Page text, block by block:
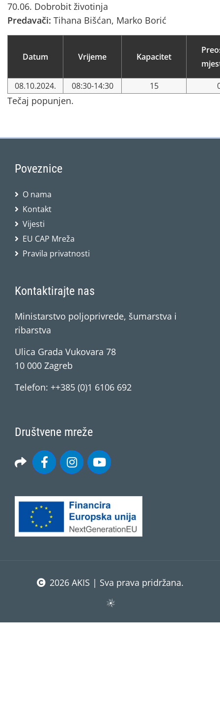
70.06. Dobrobit životinja
Predavači: Tihana Bišćan, Marko Borić
Datum Vrijeme Kapacitet
08.10.2024. 08:30-14:30 15
Tečaj popunjen.
Poveznice
O nama
Kontakt
Vijesti
EU CAP Mreža
Pravila privatnosti
Kontaktirajte nas
Ministarstvo poljoprivrede, šumarstva i
ribarstva
Ulica Grada Vukovara 78
10 000 Zagreb
Telefon: ++385 (0)1 6106 692
Društvene mreže
2026 AKIS | Sva prava pridržana.